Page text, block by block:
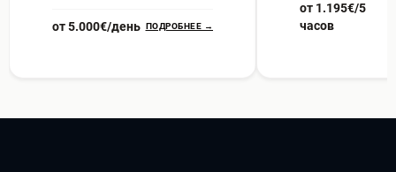
от 5.000€/день ПОДРОБНЕЕ →
от 1.195€/5
часов